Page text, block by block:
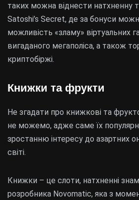
таких можна віднести натхненну
Satoshi’s Secret, де за бонуси
можливість «зламу» віртуальних
вигаданого мегаполіса, а також
криптобіржі.
Книжки та фрукти
Не згадати про книжкові та
не можемо, адже саме їх
зростанню інтересу до азартних
світі.
Книжки – це слоти, натхненні
розробника Novomatic, яка з